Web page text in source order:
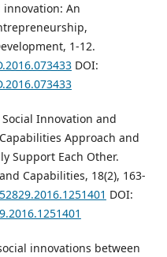
An
1-12.
DOI:
Social Innovation and
Approach and
Support Each Other.
Capabilities, 18(2), 163-
DOI:
innovations between